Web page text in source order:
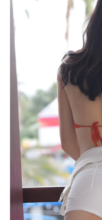
三姐妹J10062
[凯恩Samui旅拍作